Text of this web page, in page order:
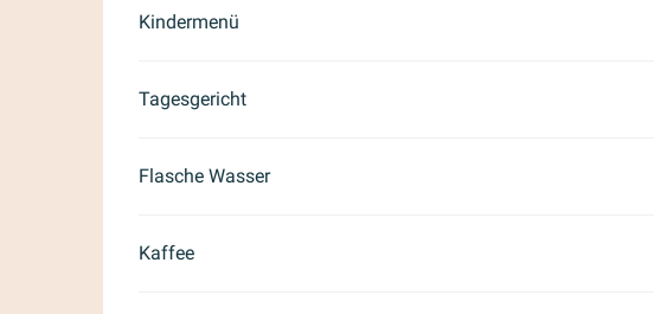
Kindermenü
Tagesgericht
Flasche Wasser
Kaffee